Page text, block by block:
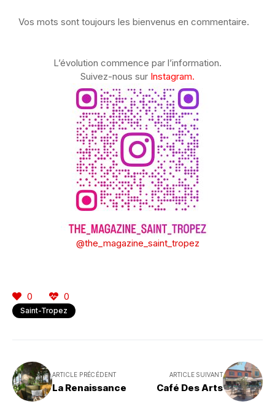
Vos mots sont toujours les bienvenus en commentaire.
L’évolution commence par l’information.
Suivez-nous sur Instagram.
@the_magazine_saint_tropez
0 0
Saint-Tropez
ARTICLE PRÉCÉDENT
La Renaissance
ARTICLE SUIVANT
Café Des Arts